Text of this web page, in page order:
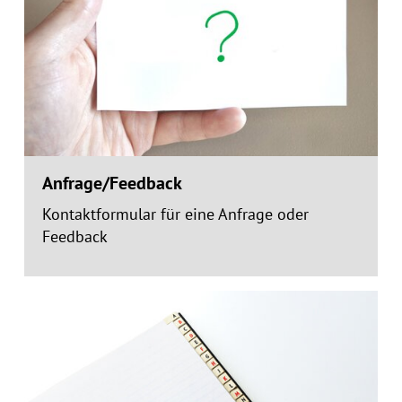
Anfrage/Feedback
Kontaktformular für eine Anfrage oder
Feedback